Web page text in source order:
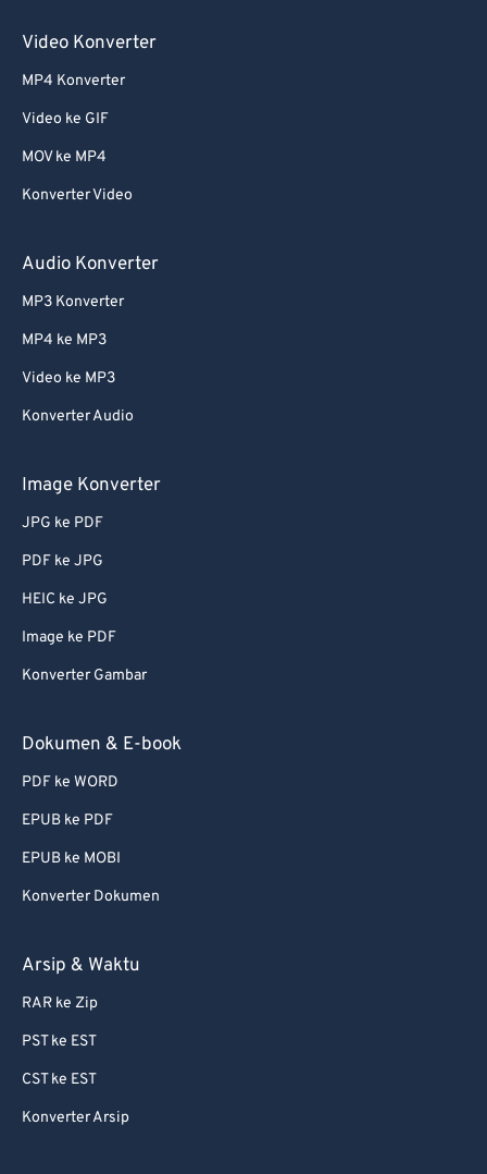
Video Konverter
MP4 Konverter
Video ke GIF
MOV ke MP4
Konverter Video
Audio Konverter
MP3 Konverter
MP4 ke MP3
Video ke MP3
Konverter Audio
Image Konverter
JPG ke PDF
PDF ke JPG
HEIC ke JPG
Image ke PDF
Konverter Gambar
Dokumen & E-book
PDF ke WORD
EPUB ke PDF
EPUB ke MOBI
Konverter Dokumen
Arsip & Waktu
RAR ke Zip
PST ke EST
CST ke EST
Konverter Arsip